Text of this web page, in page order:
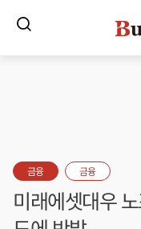
금융 금융
미래에셋대우